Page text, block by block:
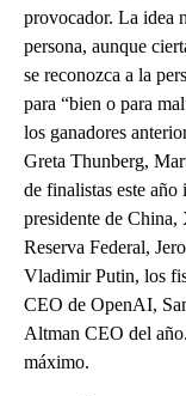
provocador. La idea
persona, aunque
se reconozca a la
para “bien o para
los ganadores
Greta Thunberg,
de finalistas este
presidente de
Reserva Federal,
Vladimir Putin, los
CEO de OpenAI,
Altman CEO del
máximo.